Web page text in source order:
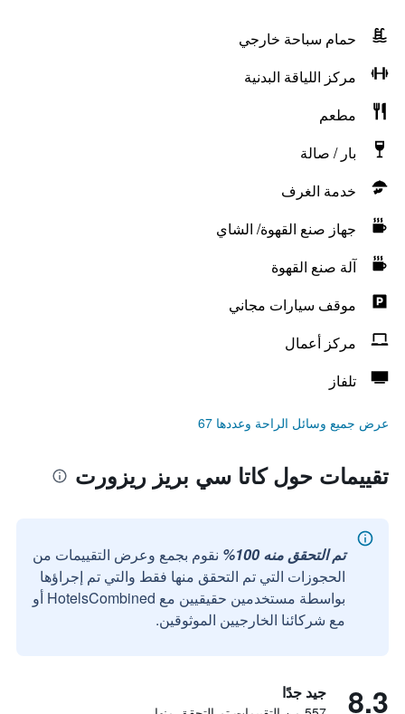
حمام سباحة خارجي
مركز اللياقة البدنية
مطعم
بار / صالة
خدمة الغرف
جهاز صنع القهوة/ الشاي
آلة صنع القهوة
موقف سيارات مجاني
مركز أعمال
تلفاز
عرض جميع وسائل الراحة وعددها 67
تقييمات حول كاتا سي بريز ريزورت
تم التحقق منه 100%
نقوم بجمع وعرض التقييمات من
الحجوزات التي تم التحقق منها فقط والتي تم إجراؤها
بواسطة مستخدمين حقيقيين مع HotelsCombined أو
مع شركائنا الخارجيين الموثوقين.
8.3 جيد جدًا